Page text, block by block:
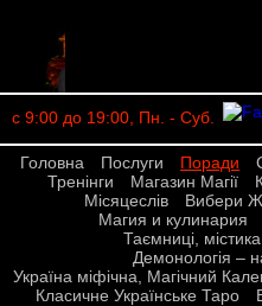
с 9:00 до 19:00, Пн. - Суб.
Головна Послуги Поради
Тренінги
Магазин Магії
Місяцеслів
Вибери
Магия и кулинария
Таємниці, містика
Демонологія –
Україна міфічна, Магічний
Класичне Українське Таро